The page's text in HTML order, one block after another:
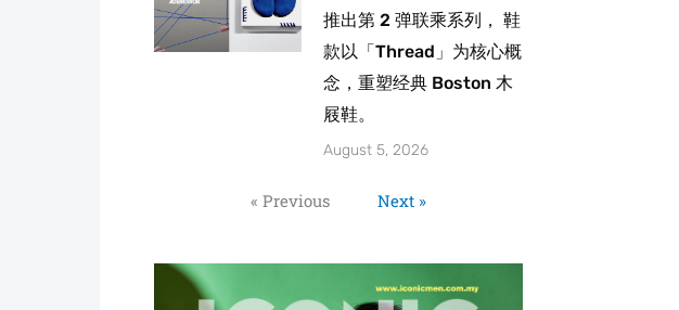
推出第 2 弹联乘系列， 鞋
款以「Thread」为核心概
念，重塑经典 Boston 木
屐鞋。
August 5, 2026
« Previous Next »